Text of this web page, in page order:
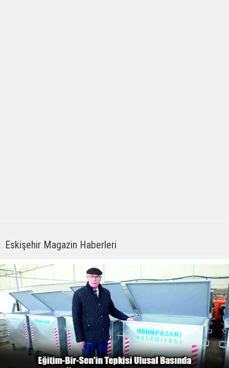
Eskişehir Magazin Haberleri